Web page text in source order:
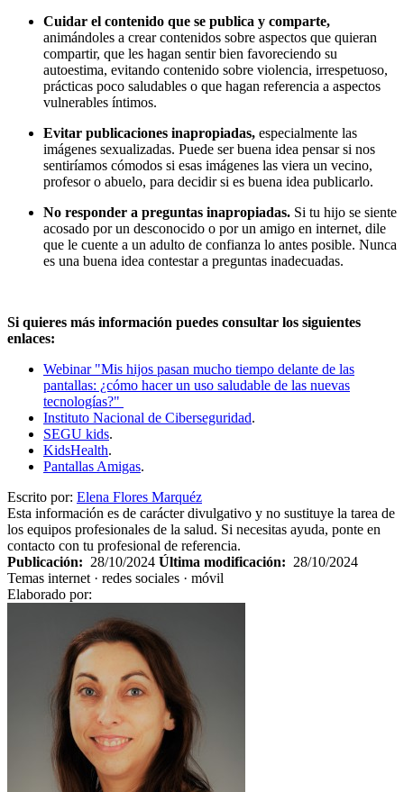
Cuidar el contenido que se publica y comparte,
animándoles a crear contenidos sobre aspectos que quieran
compartir, que les hagan sentir bien favoreciendo su
autoestima, evitando contenido sobre violencia, irrespetuoso,
prácticas poco saludables o que hagan referencia a aspectos
vulnerables íntimos.
Evitar publicaciones inapropiadas, especialmente las
imágenes sexualizadas. Puede ser buena idea pensar si nos
sentiríamos cómodos si esas imágenes las viera un vecino,
profesor o abuelo, para decidir si es buena idea publicarlo.
No responder a preguntas inapropiadas. Si tu hijo se siente
acosado por un desconocido o por un amigo en internet, dile
que le cuente a un adulto de confianza lo antes posible. Nunca
es una buena idea contestar a preguntas inadecuadas.
Si quieres más información puedes consultar los siguientes
enlaces:
Webinar "Mis hijos pasan mucho tiempo delante de las
pantallas: ¿cómo hacer un uso saludable de las nuevas
tecnologías?"
Instituto Nacional de Ciberseguridad.
SEGU kids.
KidsHealth.
Pantallas Amigas.
Escrito por: Elena Flores Marquéz
Esta información es de carácter divulgativo y no sustituye la tarea de
los equipos profesionales de la salud. Si necesitas ayuda, ponte en
contacto con tu profesional de referencia.
Publicación: 28/10/2024 Última modificación: 28/10/2024
Temas internet · redes sociales · móvil
Elaborado por: